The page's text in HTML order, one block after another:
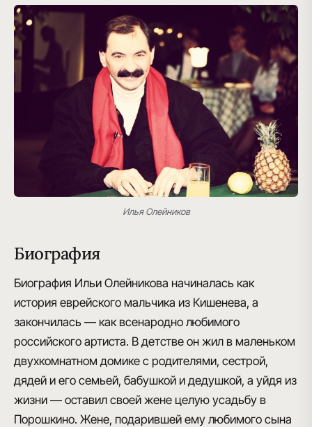
Илья Олейников
Биография
Биография Ильи Олейникова начиналась как
история еврейского мальчика из Кишенева, а
закончилась — как всенародно любимого
российского артиста. В детстве он жил в маленьком
двухкомнатном домике с родителями, сестрой,
дядей и его семьей, бабушкой и дедушкой, а уйдя из
жизни — оставил своей жене целую усадьбу в
Порошкино. Жене, подарившей ему любимого сына